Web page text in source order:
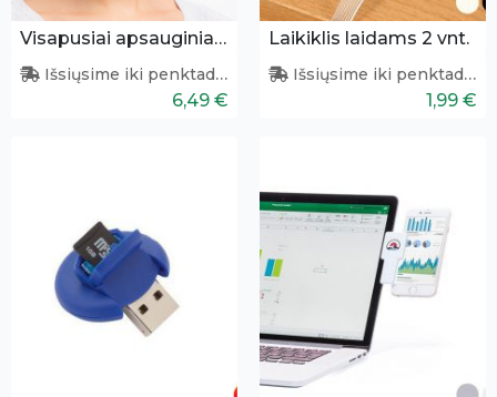
Visapusiai apsauginiai akiniai
Išsiųsime iki penktadienio
6,49 €
Laikiklis laidams 2 vnt.
Išsiųsime iki penktadienio
1,99 €